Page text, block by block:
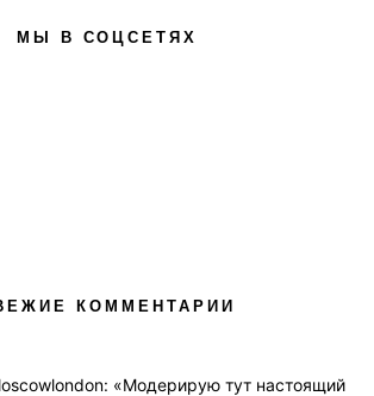
МЫ В СОЦСЕТЯХ
КОММЕНТАРИИ
«Модерирую тут настоящий